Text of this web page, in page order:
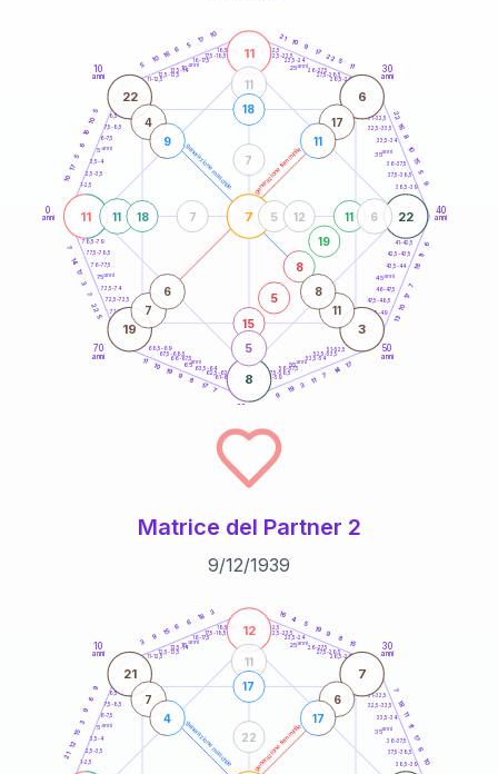
generazione maschile generazione femminile
0
anni
10
anni
30
anni
40
anni
50
anni
60
70
anni
1-2,5
2,5-3,5
3,5-4
6-7,5
7,5-8,5
8,5-9
11-12,5
12,5-13,5
13,5-14
16-17,5
17,5-18,5
18,5-19
21-22,5
22,5-23,5
23,5-24
26-27,5
27,5-28,5
28,5-29
31-32,5
32,5-33,5
33,5-34
36-37,5
37,5-38,5
38,5-39
41-42,5
42,5-43,5
43,5-44
46-47,5
47,5-48,5
48,5-49
51-52,5
52,5-53,5
53,5-54
56-57,5
57,5-58,5
58,5-59
61-62,5
62,5-63,5
63,5-64
66-67,5
67,5-68,5
68,5-69
71-72,5
72,5-73,5
73,5-74
76-77,5
77,5-78,5
78,5-79
10
17
5
6
16
10
5
5
10
16
6
5
17
10 21
10
9
17
22 5
11
22
16
8
10
15
5
9
6
11
18
7
17
10
13
17
14
7
11
3
19
9
7
17
8
9
19
10
11
5
22
7
3
17
14
7
11
11
22
8
7
22 6
19 3
15
5
8
19
11
11
11
6
5
18
18
5 12
7
7
4
9
17
11
7
6
11
8
5anni
15 anni 25anni
35anni
45anni
55anni
65anni
75anni
Matrice del Partner 2
9/12/1939
generazione maschile generazione femminile
10
anni
30
anni
1-2,5
2,5-3,5
3,5-4
6-7,5
7,5-8,5
8,5-9
11-12,5
12,5-13,5
13,5-14
16-17,5
17,5-18,5
18,5-19 21-22,5
22,5-23,5
23,5-24
26-27,5
27,5-28,5
28,5-29
31-32,5
32,5-33,5
33,5-34
36-37,5
37,5-38,5
38,5-39
21
12
15
3
9
6
9
3
9
15
6
6
18 3 16 4
5
19
9
8
15
7
18
11
11
17
6
10
12
21 7
11
17
22
7
4
6
17
5anni
15 anni 25anni
35anni